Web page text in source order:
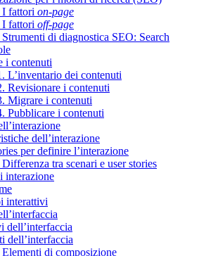
I fattori on-page
I fattori off-page
di diagnostica SEO: Search
i contenuti
L’inventario dei contenuti
Revisionare i contenuti
Migrare i contenuti
Pubblicare i contenuti
dell’interazione
per definire l’interazione
tra scenari e user stories
interazione
interattivi
dell’interfaccia
dell’interfaccia
di composizione